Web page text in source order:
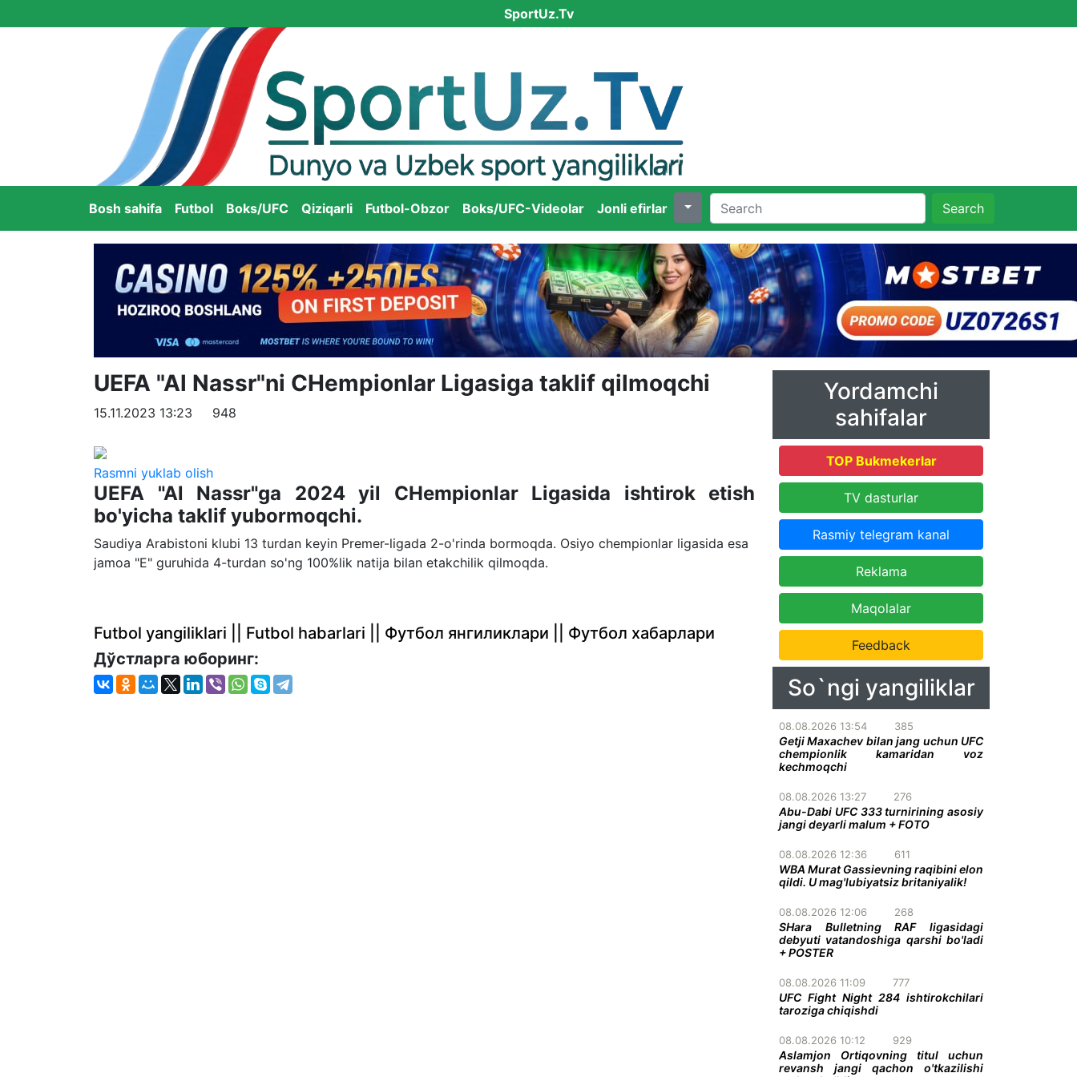
SportUz.Tv
Bosh sahifa Futbol Boks/UFC Qiziqarli Futbol-Obzor Boks/UFC-Videolar Jonli efirlar Search
UEFA "Al Nassr"ni CHempionlar Ligasiga taklif qilmoqchi
15.11.2023 13:23 948
Rasmni yuklab olish
UEFA "Al Nassr"ga 2024 yil CHempionlar Ligasida ishtirok etish
bo'yicha taklif yubormoqchi.
Saudiya Arabistoni klubi 13 turdan keyin Premer-ligada 2-o'rinda bormoqda. Osiyo chempionlar ligasida esa
jamoa "E" guruhida 4-turdan so'ng 100%lik natija bilan etakchilik qilmoqda.
Futbol yangiliklari || Futbol habarlari || Футбол янгиликлари || Футбол хабарлари
Дўстларга юборинг:
Yordamchi
sahifalar
TOP Bukmekerlar
TV dasturlar
Rasmiy telegram kanal
Reklama
Maqolalar
Feedback
So`ngi yangiliklar
08.08.2026 13:54 385
Getji Maxachev bilan jang uchun UFC
chempionlik kamaridan voz
kechmoqchi
08.08.2026 13:27 276
Abu-Dabi UFC 333 turnirining asosiy
jangi deyarli malum + FOTO
08.08.2026 12:36 611
WBA Murat Gassievning raqibini elon
qildi. U mag'lubiyatsiz britaniyalik!
08.08.2026 12:06 268
SHara Bulletning RAF ligasidagi
debyuti vatandoshiga qarshi bo'ladi
+ POSTER
08.08.2026 11:09 777
UFC Fight Night 284 ishtirokchilari
taroziga chiqishdi
08.08.2026 10:12 929
Aslamjon Ortiqovning titul uchun
revansh jangi qachon o'tkazilishi